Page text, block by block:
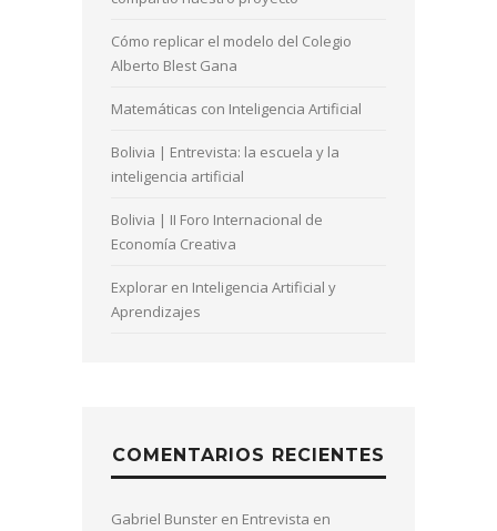
Cómo replicar el modelo del Colegio
Alberto Blest Gana
Matemáticas con Inteligencia Artificial
Bolivia | Entrevista: la escuela y la
inteligencia artificial
Bolivia | II Foro Internacional de
Economía Creativa
Explorar en Inteligencia Artificial y
Aprendizajes
COMENTARIOS RECIENTES
Gabriel Bunster en Entrevista en